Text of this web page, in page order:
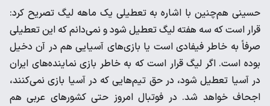
حسینی هم‌چنین با اشاره به تعطیلی یک ماهه لیگ تصریح کرد:
قرار است که سه هفته لیگ تعطیل شود و نمی‌دانم که این تعطیلی
صرفاً به خاطر فیفادی است یا بازی‌های آسیایی هم در آن دخیل
بوده است. اگر لیگ قرار است که به خاطر بازی نماینده‌های ایران
در آسیا تعطیل شود، در حق تیم‌هایی که در آسیا بازی نمی‌کنند،
اجحاف خواهد شد. در فوتبال امروز حتی کشورهای عربی هم